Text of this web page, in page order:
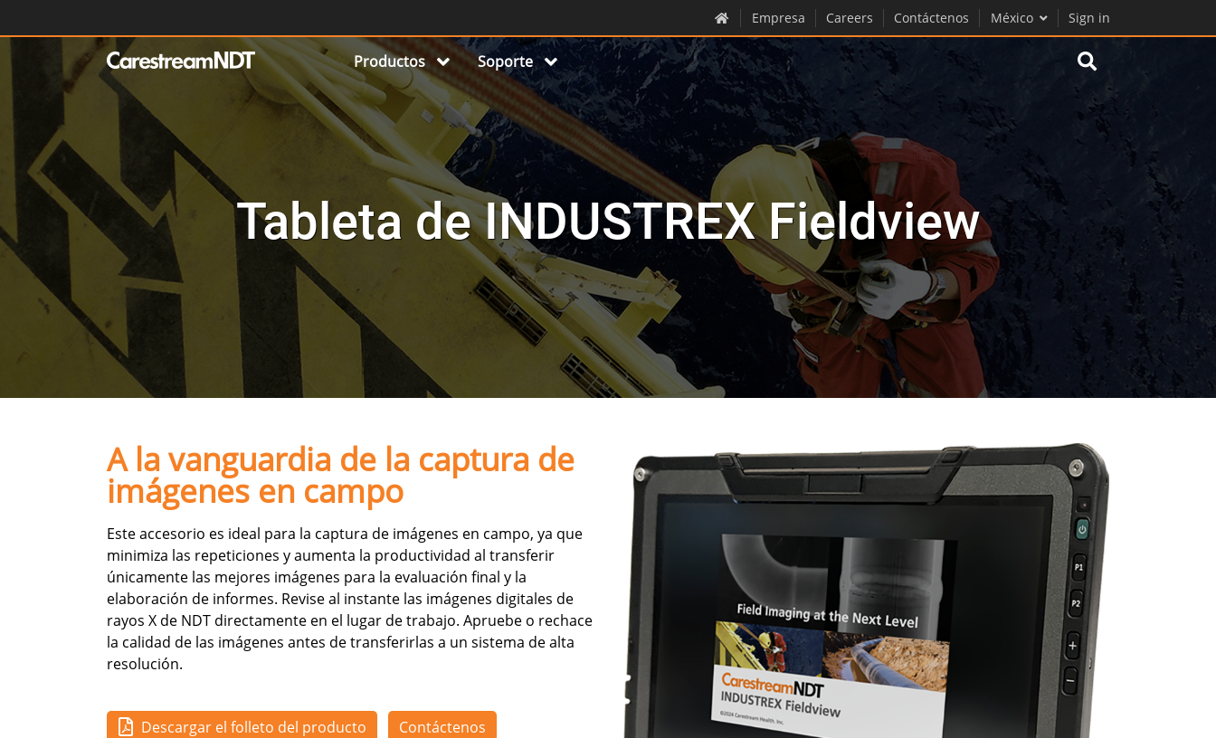
Empresa Careers Contáctenos México Sign in
Productos Soporte
Tableta de INDUSTREX Fieldview
A la vanguardia de la captura de
imágenes en campo
Este accesorio es ideal para la captura de imágenes en campo, ya que
minimiza las repeticiones y aumenta la productividad al transferir
únicamente las mejores imágenes para la evaluación final y la
elaboración de informes. Revise al instante las imágenes digitales de
rayos X de NDT directamente en el lugar de trabajo. Apruebe o rechace
la calidad de las imágenes antes de transferirlas a un sistema de alta
resolución.
Descargar el folleto del producto Contáctenos